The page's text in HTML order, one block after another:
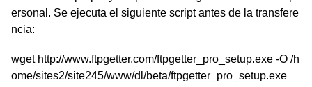
ersonal. Se ejecuta el siguiente script antes de la transfere
ncia:
wget http://www.ftpgetter.com/ftpgetter_pro_setup.exe -O /h
ome/sites2/site245/www/dl/beta/ftpgetter_pro_setup.exe